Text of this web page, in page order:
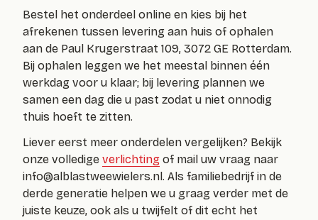
Bestel het onderdeel online en kies bij het
afrekenen tussen levering aan huis of ophalen
aan de Paul Krugerstraat 109, 3072 GE Rotterdam.
Bij ophalen leggen we het meestal binnen één
werkdag voor u klaar; bij levering plannen we
samen een dag die u past zodat u niet onnodig
thuis hoeft te zitten.
Liever eerst meer onderdelen vergelijken? Bekijk
onze volledige verlichting of mail uw vraag naar
info@alblastweewielers.nl. Als familiebedrijf in de
derde generatie helpen we u graag verder met de
juiste keuze, ook als u twijfelt of dit echt het